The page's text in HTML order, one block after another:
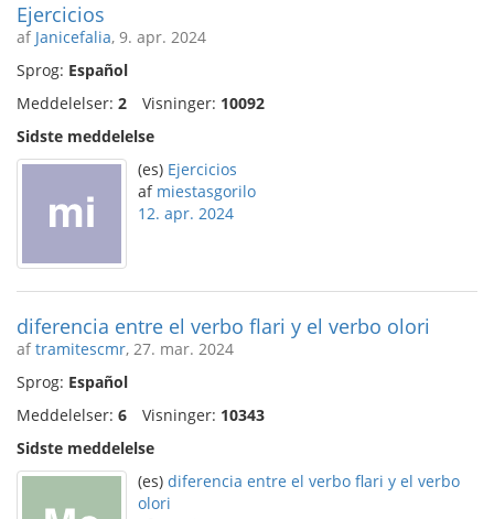
Ejercicios
af Janicefalia, 9. apr. 2024
Sprog: Español
Meddelelser: 2 Visninger: 10092
Sidste meddelelse
(es) Ejercicios
af miestasgorilo
12. apr. 2024
diferencia entre el verbo flari y el verbo olori
aftramitescmr, 27. mar. 2024
Sprog: Español
Meddelelser: 6 Visninger: 10343
Sidste meddelelse
(es) diferencia entre el verbo flari y el verbo
olori